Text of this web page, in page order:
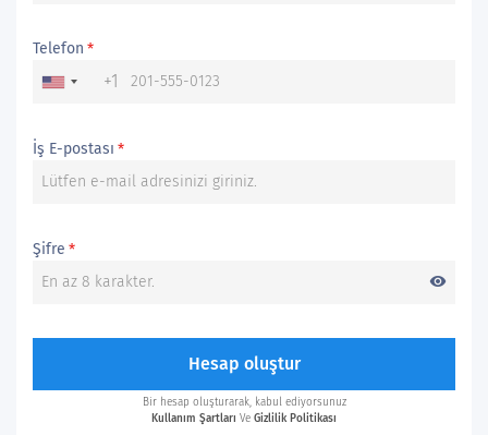
Telefon *
+1
İş E-postası *
Şifre *
visibility
Hesap oluştur
Bir hesap oluşturarak, kabul ediyorsunuz
Kullanım Şartları Ve Gizlilik Politikası